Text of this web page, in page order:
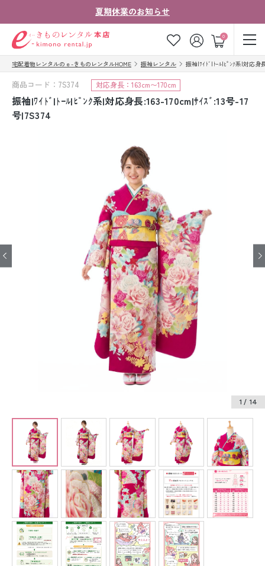
夏期休業のお知らせ
0
ゲスト
お気に入り ログイン カート
ご注文の流れ
会社案内
お客様の声
法人・グループの
お客様はこちら
訪問着・付下げレンタル
ジュニア着物レンタル
ジュニア洋装レンタル
ベビー洋装レンタル
紋付袴レンタル
留袖レンタル
男性礼装レンタル
宅配着物レンタルのｅ-きものレンタルHOME 振袖レンタル 振袖|ﾜｲﾄﾞ|ﾄｰﾙ|ﾋﾟﾝｸ系|対応身
商品コード：7S374 対応身長：163cm〜170cm
振袖|ﾜｲﾄﾞ|ﾄｰﾙ|ﾋﾟﾝｸ系|対応身長:163-170cm|ｻｲｽﾞ:13号-17
号|7S374
1 / 14